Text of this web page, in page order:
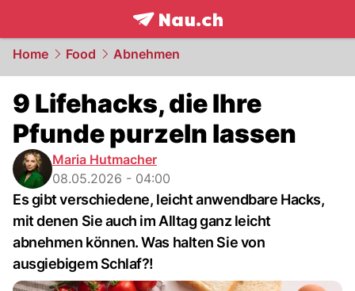
frontpage.NAU.ch
Home Food Abnehmen
9 Lifehacks, die Ihre
Pfunde purzeln lassen
Maria Hutmacher
08.05.2026 - 04:00
Es gibt verschiedene, leicht anwendbare Hacks,
mit denen Sie auch im Alltag ganz leicht
abnehmen können. Was halten Sie von
ausgiebigem Schlaf?!